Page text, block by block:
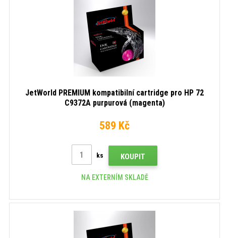
JetWorld PREMIUM kompatibilní cartridge pro HP 72
C9372A purpurová (magenta)
589 Kč
ks KOUPIT
NA EXTERNÍM SKLADĚ